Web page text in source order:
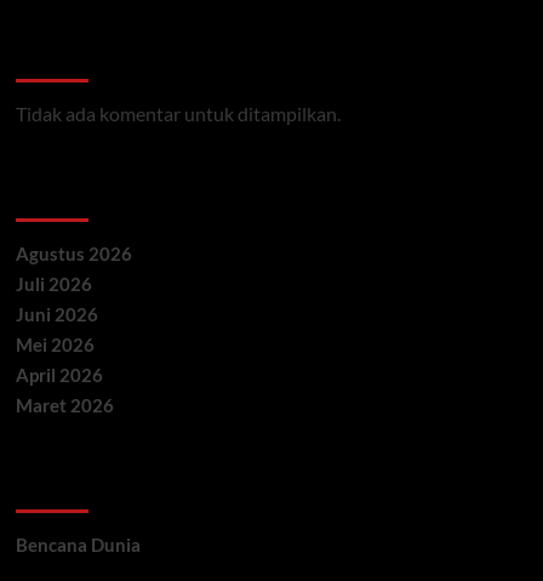
Tidak ada komentar untuk ditampilkan.
Agustus 2026
Juli 2026
Juni 2026
Mei 2026
April 2026
Maret 2026
Bencana Dunia